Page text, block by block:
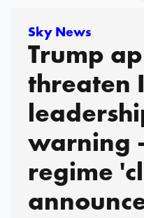
Sky News
Trump
threaten
warning
regime